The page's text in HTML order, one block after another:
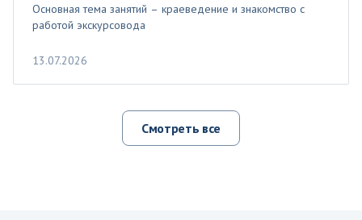
Основная тема занятий – краеведение и знакомство с
работой экскурсовода
13.07.2026
Смотреть все